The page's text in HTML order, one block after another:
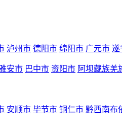
泸州市 德阳市 绵阳市 广元市 遂
安市 巴中市 资阳市 阿坝藏族羌
安顺市 毕节市 铜仁市 黔西南布